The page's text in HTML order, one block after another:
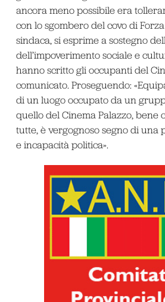
ancora meno possibile era
con lo sgombero del covo di
sindaca, si esprime a sostegno
dell’impoverimento sociale e
hanno scritto gli occupanti del
comunicato. Proseguendo:
di un luogo occupato da un
quello del Cinema Palazzo, bene
tutte, è vergognoso segno di una
e incapacità politica».